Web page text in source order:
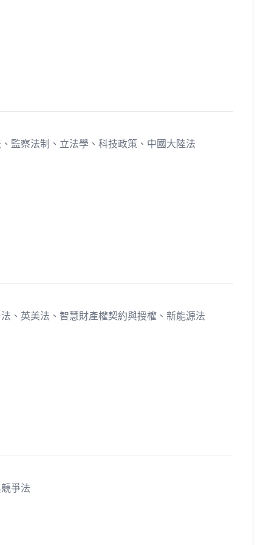
監察法制、立法學、科技政策、中國大陸法
、英美法、智慧財產權契約與授權、新能源法
爭法